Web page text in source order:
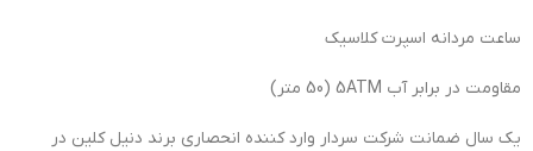
ساعت مردانه اسپرت کلاسیک
مقاومت در برابر آب 5ATM (50 متر)
یک سال ضمانت شرکت سردار وارد کننده انحصاری برند دنیل کلین در